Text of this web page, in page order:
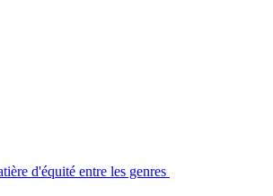
d'équité entre les genres